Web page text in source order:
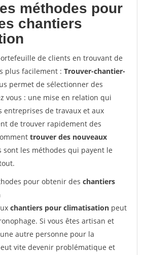
méthodes pour
chantiers
de clients en trouvant de
plus facilement : Trouver-chantier-
permet de sélectionner des
vous : une mise en relation qui
entreprises de travaux et aux
de trouver rapidement des
trouver des nouveaux
sont les méthodes qui payent le
pour obtenir des chantiers
chantiers pour climatisation peut
Si vous êtes artisan et
autre personne pour la
vite devenir problématique et